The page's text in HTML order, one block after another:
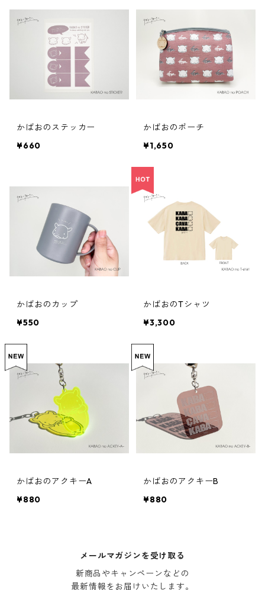
かばおのステッカー
¥660
かばおのポーチ
¥1,650
かばおのカップ
¥550
かばおのTシャツ
¥3,300
かばおのアクキーA
¥880
かばおのアクキーB
¥880
メールマガジンを受け取る
新商品やキャンペーンなどの
最新情報をお届けいたします。